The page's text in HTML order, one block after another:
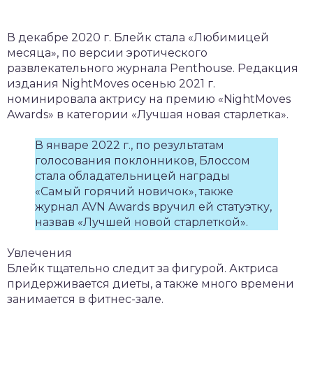
В декабре 2020 г. Блейк стала «Любимицей
месяца», по версии эротического
развлекательного журнала Penthouse. Редакция
издания NightMoves осенью 2021 г.
номинировала актрису на премию «NightMoves
Awards» в категории «Лучшая новая старлетка».
В январе 2022 г., по результатам
голосования поклонников, Блоссом
стала обладательницей награды
«Самый горячий новичок», также
журнал AVN Awards вручил ей статуэтку,
назвав «Лучшей новой старлеткой».
Увлечения
Блейк тщательно следит за фигурой. Актриса
придерживается диеты, а также много времени
занимается в фитнес-зале.